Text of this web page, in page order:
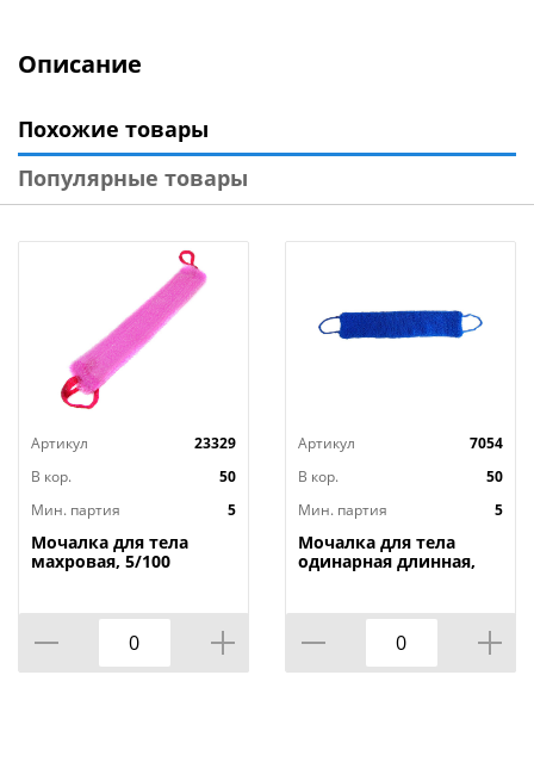
Описание
Похожие товары
Популярные товары
Артикул
23329
В кор.
50
Мин. партия
5
Мочалка для тела
махровая, 5/100
Артикул
7054
В кор.
50
Мин. партия
5
Мочалка для тела
одинарная длинная,